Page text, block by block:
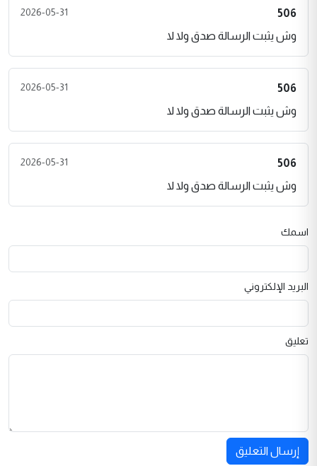
506
2026-05-31
وش يثبت الرسالة صدق ولا لا
506
2026-05-31
وش يثبت الرسالة صدق ولا لا
506
2026-05-31
وش يثبت الرسالة صدق ولا لا
اسمك
البريد الإلكتروني
تعليق
إرسال التعليق